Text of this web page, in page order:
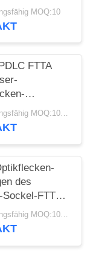
MOQ:10
FTTA
LC zum Verhandlungsfähig MOQ:10pcs
des
FTTA
4
Verhandlungsfähig MOQ:10pcs